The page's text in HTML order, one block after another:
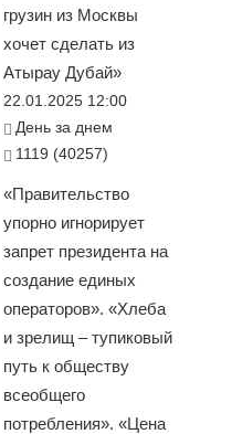
грузин из Москвы
хочет сделать из
Атырау Дубай»
22.01.2025 12:00
День за днем
1119 (40257)
«Правительство
упорно игнорирует
запрет президента на
создание единых
операторов». «Хлеба
и зрелищ – тупиковый
путь к обществу
всеобщего
потребления». «Цена